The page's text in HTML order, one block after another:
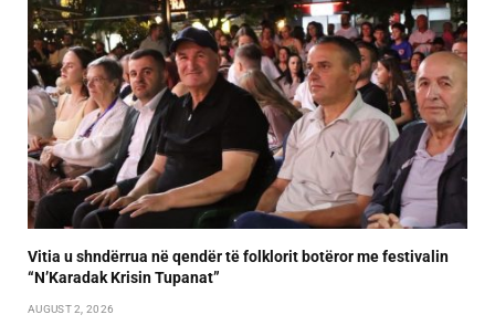
Vitia u shndërrua në qendër të folklorit botëror me festivalin
“N’Karadak Krisin Tupanat”
AUGUST 2, 2026